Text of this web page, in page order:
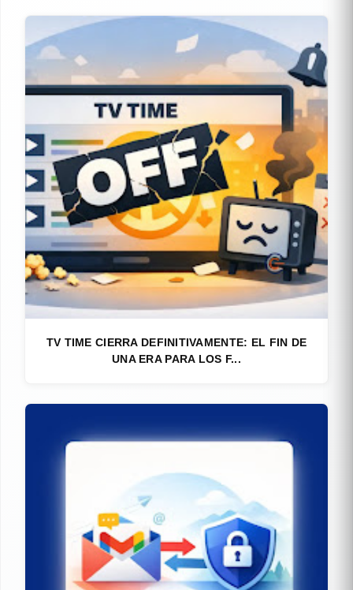
TV TIME CIERRA DEFINITIVAMENTE: EL FIN DE
UNA ERA PARA LOS F...